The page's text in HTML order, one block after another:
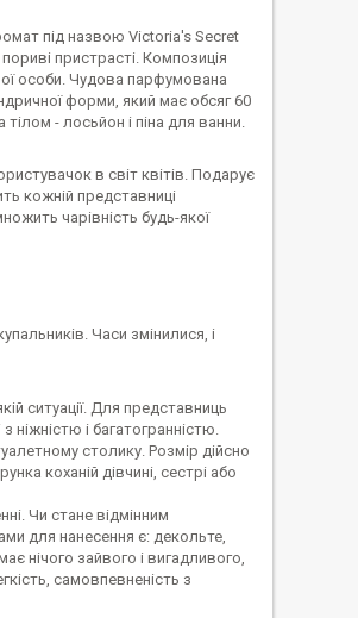
під назвою Victoria's Secret
пристрасті. Композиція
особи. Чудова парфумована
форми, який має обсяг 60
- лосьйон і піна для ванни.
в світ квітів. Подарує
кожній представниці
чарівність будь-якої
Часи змінилися, і
ситуації. Для представниць
ніжністю і багатогранністю.
столику. Розмір дійсно
коханій дівчині, сестрі або
Чи стане відмінним
для нанесення є: декольте,
нічого зайвого і вигадливого,
самовпевненість з